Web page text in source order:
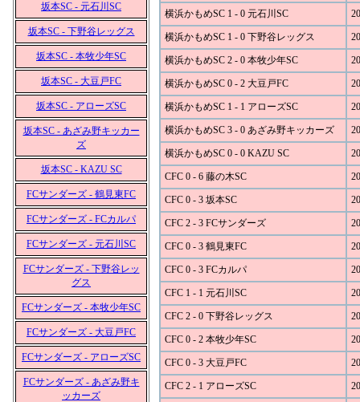
坂本SC - 元石川SC
坂本SC - 下野谷レッグス
坂本SC - 本牧少年SC
坂本SC - 大豆戸FC
坂本SC - アローズSC
坂本SC - あざみ野キッカー
ズ
坂本SC - KAZU SC
FCサンダーズ - 鶴見東FC
FCサンダーズ - FCカルパ
FCサンダーズ - 元石川SC
FCサンダーズ - 下野谷レッ
グス
FCサンダーズ - 本牧少年SC
FCサンダーズ - 大豆戸FC
FCサンダーズ - アローズSC
FCサンダーズ - あざみ野キ
ッカーズ
横浜かもめSC 1 - 0 元石川SC
横浜かもめSC 1 - 0 下野谷レッグス
横浜かもめSC 2 - 0 本牧少年SC
横浜かもめSC 0 - 2 大豆戸FC
横浜かもめSC 1 - 1 アローズSC
横浜かもめSC 3 - 0 あざみ野キッカーズ
横浜かもめSC 0 - 0 KAZU SC
CFC 0 - 6 藤の木SC
CFC 0 - 3 坂本SC
CFC 2 - 3 FCサンダーズ
CFC 0 - 3 鶴見東FC
CFC 0 - 3 FCカルパ
CFC 1 - 1 元石川SC
CFC 2 - 0 下野谷レッグス
CFC 0 - 2 本牧少年SC
CFC 0 - 3 大豆戸FC
CFC 2 - 1 アローズSC